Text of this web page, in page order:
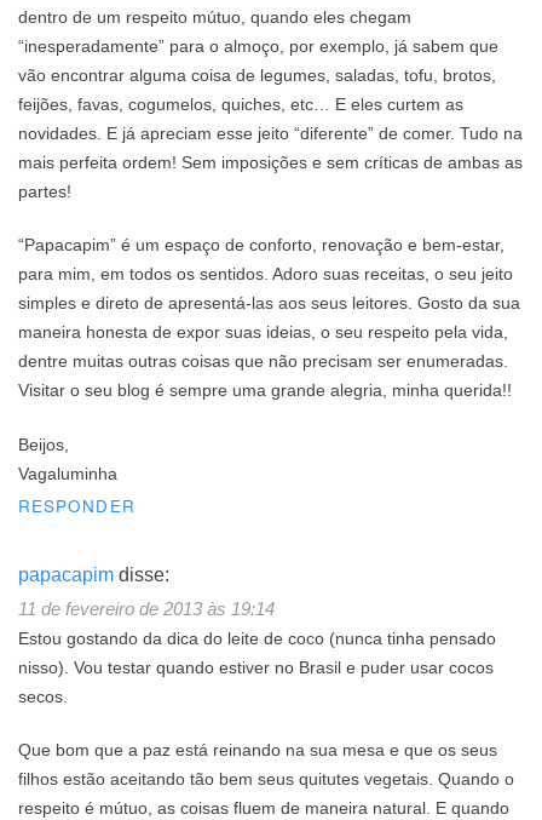
dentro de um respeito mútuo, quando eles chegam
“inesperadamente” para o almoço, por exemplo, já sabem que
vão encontrar alguma coisa de legumes, saladas, tofu, brotos,
feijões, favas, cogumelos, quiches, etc… E eles curtem as
novidades. E já apreciam esse jeito “diferente” de comer. Tudo na
mais perfeita ordem! Sem imposições e sem críticas de ambas as
partes!
“Papacapim” é um espaço de conforto, renovação e bem-estar,
para mim, em todos os sentidos. Adoro suas receitas, o seu jeito
simples e direto de apresentá-las aos seus leitores. Gosto da sua
maneira honesta de expor suas ideias, o seu respeito pela vida,
dentre muitas outras coisas que não precisam ser enumeradas.
Visitar o seu blog é sempre uma grande alegria, minha querida!!
Beijos,
Vagaluminha
RESPONDER
papacapim disse:
11 de fevereiro de 2013 às 19:14
Estou gostando da dica do leite de coco (nunca tinha pensado
nisso). Vou testar quando estiver no Brasil e puder usar cocos
secos.
Que bom que a paz está reinando na sua mesa e que os seus
filhos estão aceitando tão bem seus quitutes vegetais. Quando o
respeito é mútuo, as coisas fluem de maneira natural. E quando